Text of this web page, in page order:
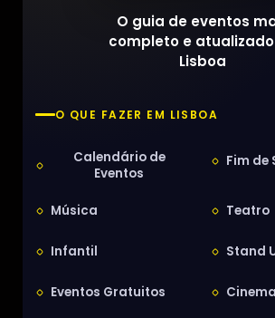
O guia de eventos
completo e
Lisboa
O QUE FAZER EM LISBOA
Calendário de
Eventos
Fim de
Música Teatro
Infantil Stand
Eventos Gratuitos Cinema